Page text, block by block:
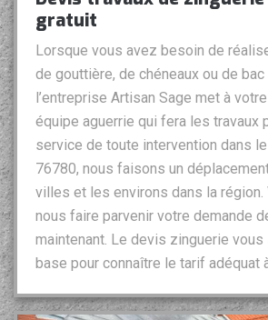
gratuit
Lorsque vous avez besoin de
de gouttière, de chéneaux ou de bac
l’entreprise Artisan Sage met à
équipe aguerrie qui fera les travaux
service de toute intervention dans
76780, nous faisons un
villes et les environs dans la région.
nous faire parvenir votre demande
maintenant. Le devis zinguerie
base pour connaître le tarif adéquat